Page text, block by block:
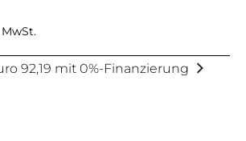
92,19 mit 0%-Finanzierung